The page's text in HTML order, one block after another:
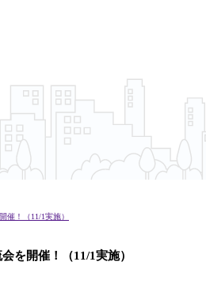
催！（11/1実施）
を開催！（11/1実施）